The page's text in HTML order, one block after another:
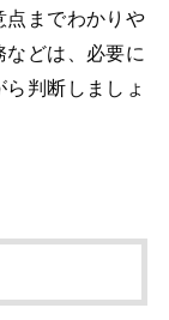
点までわかりや
どは、必要に
判断しましょ